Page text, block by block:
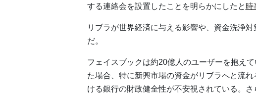
する連絡会を設置したことを明らかにしたと 時
リブラが世界経済に与える影響や、資金洗浄
だ。
フェイスブックは約20億人のユーザーを抱え
た場合、特に新興市場の資金がリブラへと流
ける銀行の財政健全性が不安視されている。